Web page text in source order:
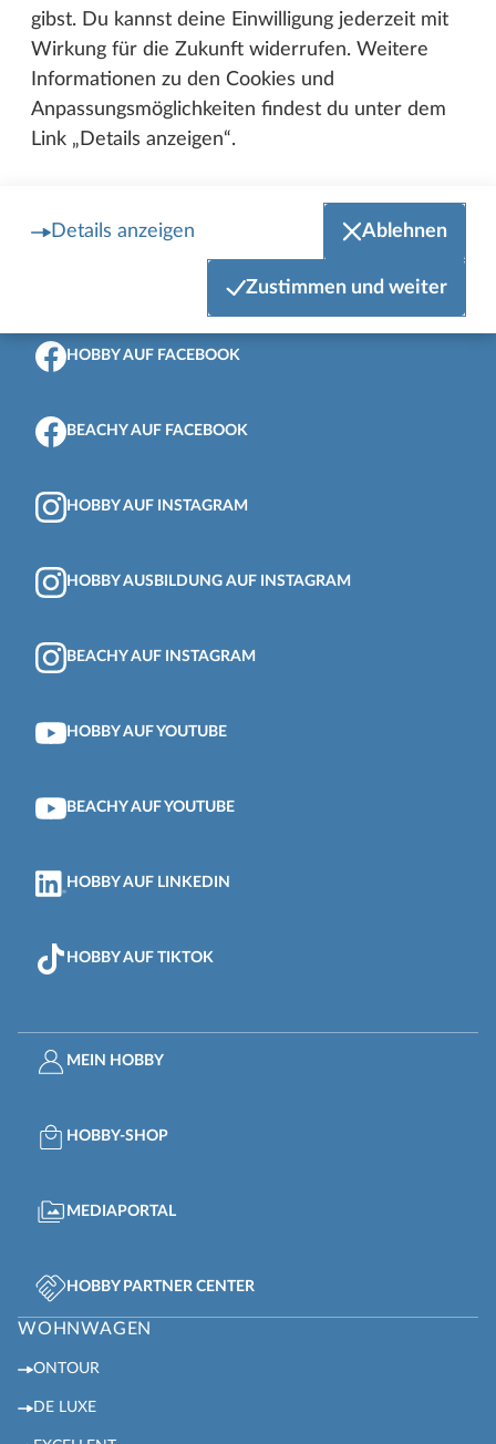
gibst. Du kannst deine Einwilligung jederzeit mit
Wirkung für die Zukunft widerrufen. Weitere
Informationen zu den Cookies und
Anpassungsmöglichkeiten findest du unter dem
Link „Details anzeigen“.
Details anzeigen Ablehnen
Zustimmen und weiter
Preise.
Das ist Mein Hobby
Zum Anfang der Seite
HOBBY AUF FACEBOOK
BEACHY AUF FACEBOOK
HOBBY AUF INSTAGRAM
HOBBY AUSBILDUNG AUF INSTAGRAM
BEACHY AUF INSTAGRAM
HOBBY AUF YOUTUBE
BEACHY AUF YOUTUBE
HOBBY AUF LINKEDIN
HOBBY AUF TIKTOK
MEIN HOBBY
HOBBY-SHOP
MEDIAPORTAL
HOBBY PARTNER CENTER
WOHNWAGEN
ONTOUR
DE LUXE